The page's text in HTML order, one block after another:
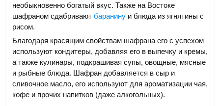
необыкновенно богатый вкус. Также на Востоке
шафраном сдабривают баранину и блюда из ягнятины с
рисом.
Благодаря красящим свойствам шафрана его с успехом
используют кондитеры, добавляя его в выпечку и кремы,
а также кулинары, подкрашивая супы, овощные, мясные
и рыбные блюда. Шафран добавляется в сыр и
сливочное масло, его используют для ароматизации чая,
кофе и прочих напитков (даже алкогольных).